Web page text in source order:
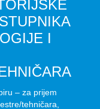
I
– za prijem
tehničara,